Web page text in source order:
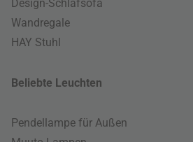
Design-Schlafsofa
Wandregale
HAY Stuhl
Beliebte Leuchten
Pendellampe für Außen